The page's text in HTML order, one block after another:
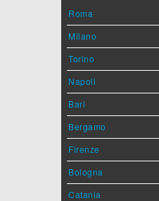
Roma
Milano
Torino
Napoli
Bari
Bergamo
Firenze
Bologna
Catania